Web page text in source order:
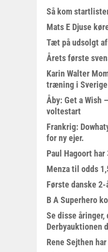
Så kom
Mats E Djuse
Tæt på udsolgt
Årets første
Karin Walter
træning i Sverige
Åby: Get a Wish
voltestart
Frankrig:
for ny ejer.
Paul Hagoort
Menza til odds
Første danske
B A Superhero
Se disse
Derbyauktionen
Rene Sejthen